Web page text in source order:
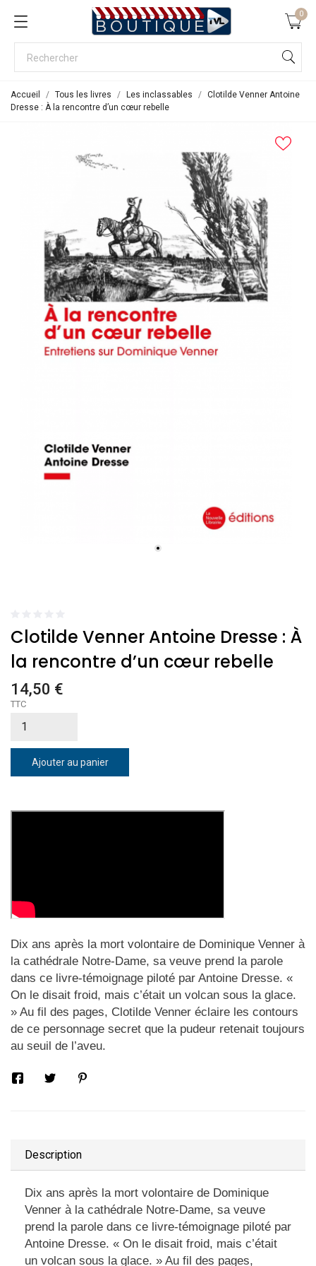
0
Accueil Tous les livres Les inclassables
Clotilde Venner Antoine
Dresse : À la rencontre d’un cœur rebelle
Clotilde Venner Antoine Dresse : À
la rencontre d’un cœur rebelle
14,50 €
TTC
Ajouter au panier
Dix ans après la mort volontaire de Dominique Venner à
la cathédrale Notre-Dame, sa veuve prend la parole
dans ce livre-témoignage piloté par Antoine Dresse. «
On le disait froid, mais c’était un volcan sous la glace.
» Au fil des pages, Clotilde Venner éclaire les contours
de ce personnage secret que la pudeur retenait toujours
au seuil de l’aveu.
Description
Dix ans après la mort volontaire de Dominique
Venner à la cathédrale Notre-Dame, sa veuve
prend la parole dans ce livre-témoignage piloté par
Antoine Dresse. « On le disait froid, mais c’était
un volcan sous la glace. » Au fil des pages,